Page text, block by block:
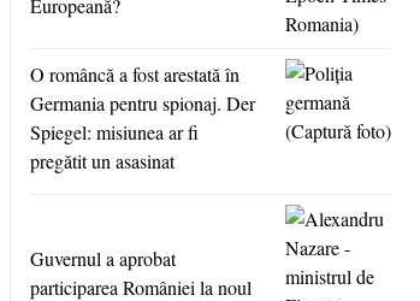
Europeană?
O româncă a fost arestată în
Germania pentru spionaj. Der
Spiegel: misiunea ar fi
pregătit un asasinat
Guvernul a aprobat
participarea României la noul